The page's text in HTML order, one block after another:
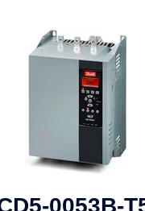
0053B-